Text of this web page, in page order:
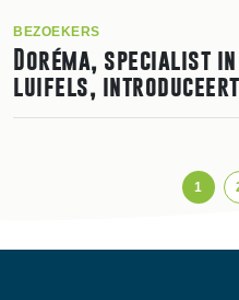
BEZOEKERS
Doréma, specialist
luifels, introduceert
1